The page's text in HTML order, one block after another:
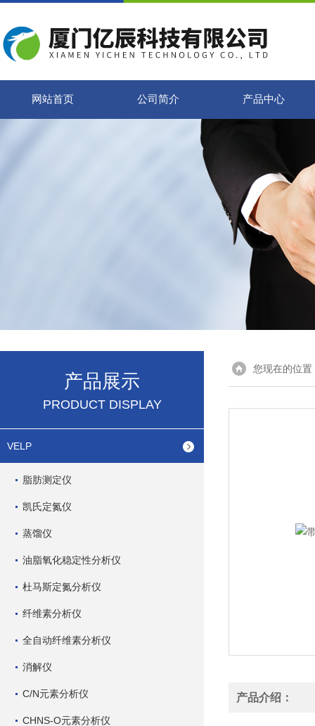
网站首页 公司简介 产品中心
产品展示
PRODUCT DISPLAY
VELP
脂肪测定仪
凯氏定氮仪
蒸馏仪
油脂氧化稳定性分析仪
杜马斯定氮分析仪
纤维素分析仪
全自动纤维素分析仪
消解仪
C/N元素分析仪
CHNS-O元素分析仪
您现在的位置
产品介绍：